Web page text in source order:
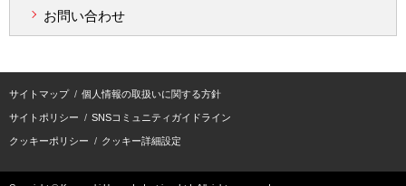
お問い合わせ
サイトマップ 個人情報の取扱いに関する方針
サイトポリシー SNSコミュニティガイドライン
クッキーポリシー クッキー詳細設定